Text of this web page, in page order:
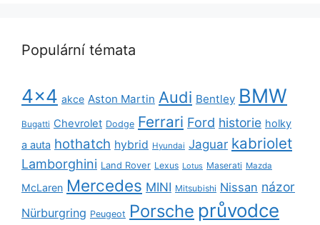
Populární témata
4x4 akce Aston Martin Audi Bentley BMW
Bugatti Chevrolet Dodge Ferrari Ford historie holky
a auta hothatch hybrid Hyundai Jaguar kabriolet
Lamborghini Land Rover Lexus Lotus Maserati Mazda
McLaren Mercedes MINI Mitsubishi Nissan názor
Nürburgring Peugeot Porsche průvodce